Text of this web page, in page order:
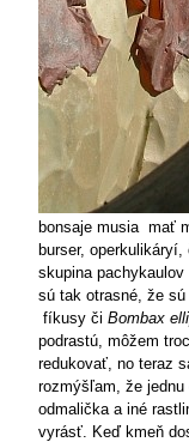
bonsaje musia mať
burser,
skupina
sú tak otrasné, že
fíkusy či Bombax
podrastú, môžem
redukovať, no teraz
rozmýšľam, že
odmalička a iné
vyrásť. Keď kmeň